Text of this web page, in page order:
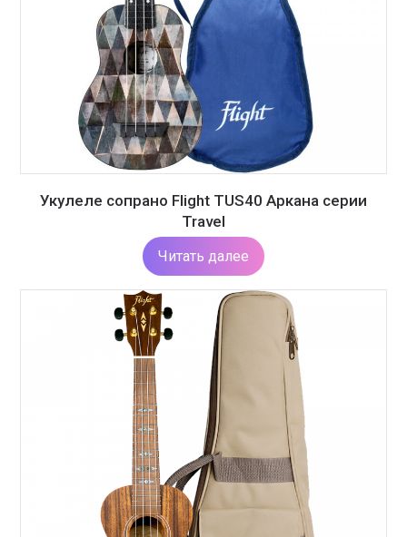
Укулеле сопрано Flight TUS40 Аркана серии
Travel
Читать далее